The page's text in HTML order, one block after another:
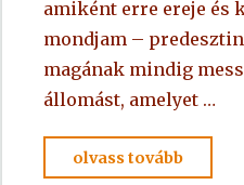
amiként erre ereje és
mondjam –
magának mindig
állomást, amelyet …
olvass tovább